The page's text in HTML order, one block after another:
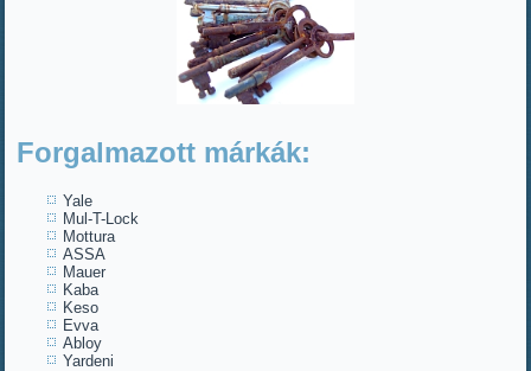
Forgalmazott márkák:
Yale
Mul-T-Lock
Mottura
ASSA
Mauer
Kaba
Keso
Evva
Abloy
Yardeni